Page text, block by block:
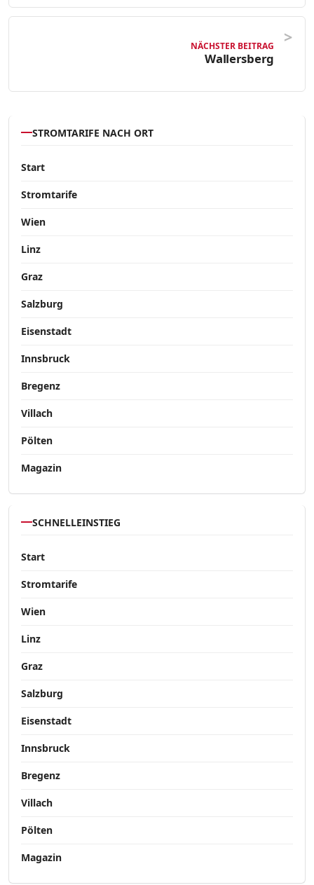
NÄCHSTER BEITRAG
Wallersberg
STROMTARIFE NACH ORT
Start
Stromtarife
Wien
Linz
Graz
Salzburg
Eisenstadt
Innsbruck
Bregenz
Villach
Pölten
Magazin
SCHNELLEINSTIEG
Start
Stromtarife
Wien
Linz
Graz
Salzburg
Eisenstadt
Innsbruck
Bregenz
Villach
Pölten
Magazin